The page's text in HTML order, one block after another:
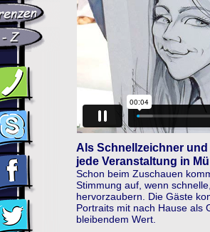
Schon beim Zuschauen
Stimmung auf, wenn
hervorzaubern. Die Gäste
Portraits mit nach Hause als
bleibendem Wert.
Als Schnellzeichner
jede Veranstaltung in